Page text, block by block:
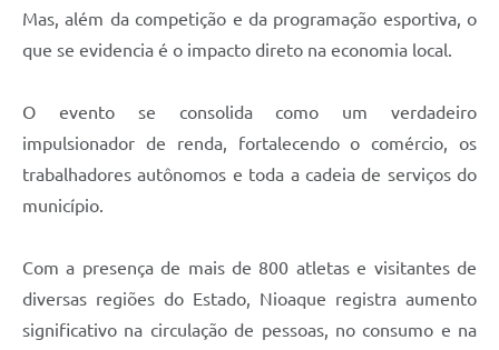
Mas, além da competição e da programação esportiva, o
que se evidencia é o impacto direto na economia local.
O evento se consolida como um verdadeiro
impulsionador de renda, fortalecendo o comércio, os
trabalhadores autônomos e toda a cadeia de serviços do
município.
Com a presença de mais de 800 atletas e visitantes de
diversas regiões do Estado, Nioaque registra aumento
significativo na circulação de pessoas, no consumo e na